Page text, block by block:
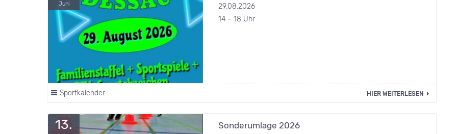
Juni
29.08.2026
14 – 18 Uhr
Sportkalender HIER WEITERLESEN
13. Sonderumlage 2026